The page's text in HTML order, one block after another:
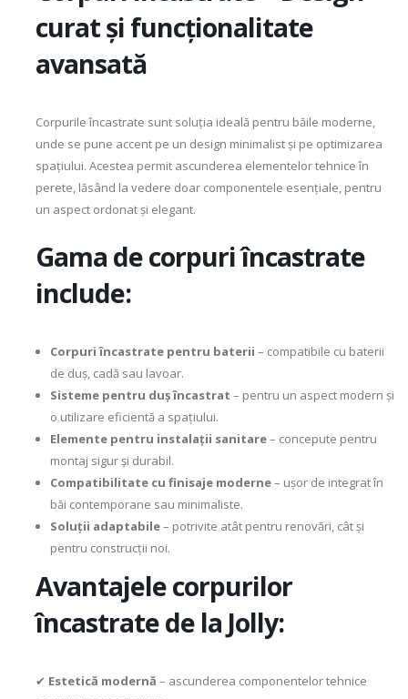
curat și funcționalitate
avansată
Corpurile încastrate sunt soluția ideală pentru băile moderne,
unde se pune accent pe un design minimalist și pe optimizarea
spațiului. Acestea permit ascunderea elementelor tehnice în
perete, lăsând la vedere doar componentele esențiale, pentru
un aspect ordonat și elegant.
Gama de corpuri încastrate
include:
Corpuri încastrate pentru baterii – compatibile cu baterii
de duș, cadă sau lavoar.
Sisteme pentru duș încastrat – pentru un aspect modern și
o utilizare eficientă a spațiului.
Elemente pentru instalații sanitare– concepute pentru
montaj sigur și durabil.
Compatibilitate cu finisaje moderne– ușor de integrat în
băi contemporane sau minimaliste.
Soluții adaptabile– potrivite atât pentru renovări, cât și
pentru construcții noi.
Avantajele corpurilor
încastrate de la Jolly:
✔ Estetică modernă – ascunderea componentelor tehnice